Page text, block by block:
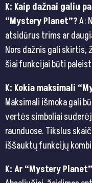
K: Kaip dažnai galiu
“Mystery Planet”?A:
atsidūrus trims ar
Nors dažnis gali skirtis,
šiai funkcijai būti
K: Kokia maksimali
Maksimali išmoka gali
vertės simboliai
raunduose. Tikslus
iššauktų funkcijų
K: Ar “Mystery